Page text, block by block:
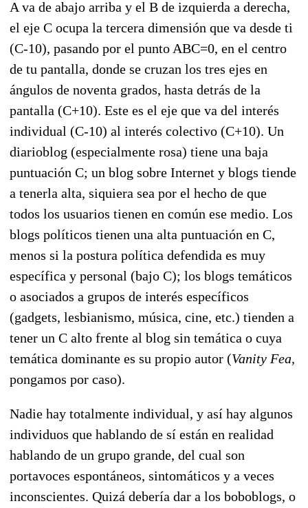
A va de abajo arriba y el B de izquierda a derecha,
el eje C ocupa la tercera dimensión que va desde ti
(C-10), pasando por el punto ABC=0, en el centro
de tu pantalla, donde se cruzan los tres ejes en
ángulos de noventa grados, hasta detrás de la
pantalla (C+10). Este es el eje que va del interés
individual (C-10) al interés colectivo (C+10). Un
diarioblog (especialmente rosa) tiene una baja
puntuación C; un blog sobre Internet y blogs tiende
a tenerla alta, siquiera sea por el hecho de que
todos los usuarios tienen en común ese medio. Los
blogs políticos tienen una alta puntuación en C,
menos si la postura política defendida es muy
específica y personal (bajo C); los blogs temáticos
o asociados a grupos de interés específicos
(gadgets, lesbianismo, música, cine, etc.) tienden a
tener un C alto frente al blog sin temática o cuya
temática dominante es su propio autor (Vanity Fea,
pongamos por caso).
Nadie hay totalmente individual, y así hay algunos
individuos que hablando de sí están en realidad
hablando de un grupo grande, del cual son
portavoces espontáneos, sintomáticos y a veces
inconscientes. Quizá debería dar a los boboblogs, o